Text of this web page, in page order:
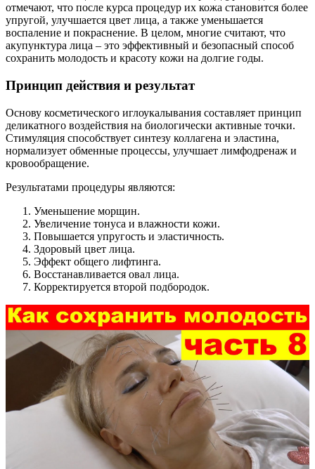
отмечают, что после курса процедур их кожа становится более
упругой, улучшается цвет лица, а также уменьшается
воспаление и покраснение. В целом, многие считают, что
акупунктура лица – это эффективный и безопасный способ
сохранить молодость и красоту кожи на долгие годы.
Принцип действия и результат
Основу косметического иглоукалывания составляет принцип
деликатного воздействия на биологически активные точки.
Стимуляция способствует синтезу коллагена и эластина,
нормализует обменные процессы, улучшает лимфодренаж и
кровообращение.
Результатами процедуры являются:
Уменьшение морщин.
Увеличение тонуса и влажности кожи.
Повышается упругость и эластичность.
Здоровый цвет лица.
Эффект общего лифтинга.
Восстанавливается овал лица.
Корректируется второй подбородок.